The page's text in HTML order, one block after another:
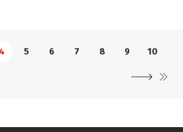
4 5 6 7 8 9 10